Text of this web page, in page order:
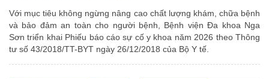
Với mục tiêu không ngừng nâng cao chất lượng khám, chữa bệnh
và bảo đảm an toàn cho người bệnh, Bệnh viện Đa khoa Nga
Sơn triển khai Phiếu báo cáo sự cố y khoa năm 2026 theo Thông
tư số 43/2018/TT-BYT ngày 26/12/2018 của Bộ Y tế.